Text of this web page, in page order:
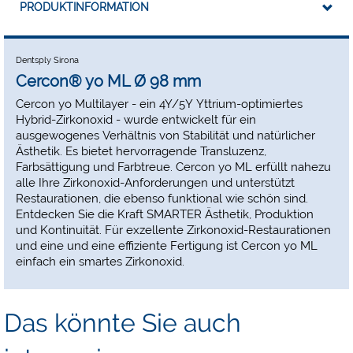
PRODUKTINFORMATION
Dentsply Sirona
Cercon® yo ML Ø 98 mm
Cercon yo Multilayer - ein 4Y/5Y Yttrium-optimiertes
Hybrid-Zirkonoxid - wurde entwickelt für ein
ausgewogenes Verhältnis von Stabilität und natürlicher
Ästhetik. Es bietet hervorragende Transluzenz,
Farbsättigung und Farbtreue. Cercon yo ML erfüllt nahezu
alle Ihre Zirkonoxid-Anforderungen und unterstützt
Restaurationen, die ebenso funktional wie schön sind.
Entdecken Sie die Kraft SMARTER Ästhetik, Produktion
und Kontinuität. Für exzellente Zirkonoxid-Restaurationen
und eine und eine effiziente Fertigung ist Cercon yo ML
einfach ein smartes Zirkonoxid.
Das könnte Sie auch